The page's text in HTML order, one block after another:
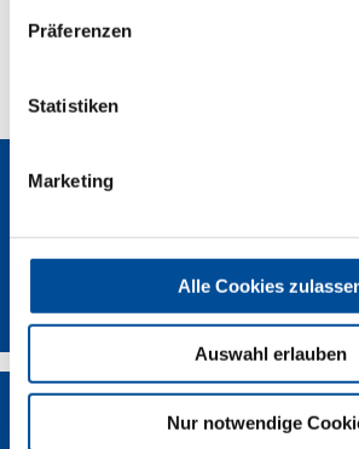
Präferenzen
Statistiken
Marketing
Alle Cookies
Auswahl erlauben
Nur notwendige
Newsletter